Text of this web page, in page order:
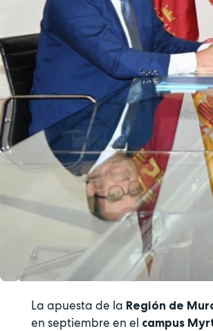
La apuesta de la Región de
en septiembre en el campus